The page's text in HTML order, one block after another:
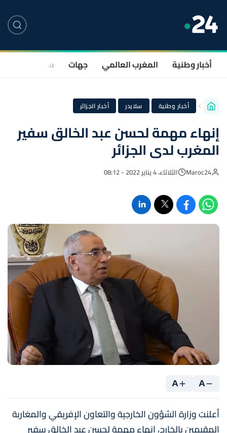
أخبار وطنية المغرب العالمي جهات سياسة
أخبار وطنية · سلايدر · أخبار الجزائر
إنهاء مهمة لحسن عبد الخالق سفير
المغرب لدى الجزائر
Maroc24 الثلاثاء، 4 يناير 2022 - 08:12
A
A
أعلنت وزارة الشؤون الخارجية والتعاون الإفريقي والمغاربة
المقيمين بالخارج، إنهاء مهمة لحسن عبد الخالق سفير